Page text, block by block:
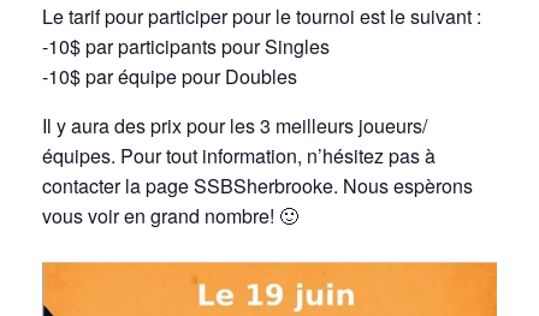
Le tarif pour participer pour le tournoi est le suivant :
-10$ par participants pour Singles
-10$ par équipe pour Doubles
Il y aura des prix pour les 3 meilleurs joueurs/
équipes. Pour tout information, n’hésitez pas à
contacter la page SSBSherbrooke. Nous espèrons
vous voir en grand nombre! 🙂